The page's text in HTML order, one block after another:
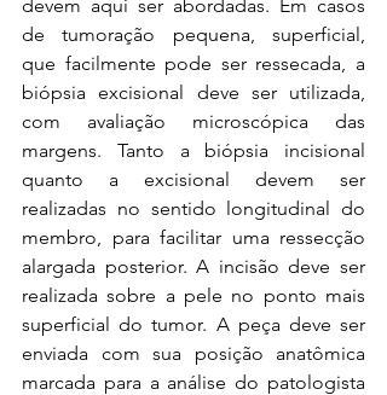
devem aqui ser abordadas. Em casos
de tumoração pequena, superficial,
que facilmente pode ser ressecada, a
biópsia excisional deve ser utilizada,
com avaliação microscópica das
margens. Tanto a biópsia incisional
quanto a excisional devem ser
realizadas no sentido longitudinal do
membro, para facilitar uma ressecção
alargada posterior. A incisão deve ser
realizada sobre a pele no ponto mais
superficial do tumor. A peça deve ser
enviada com sua posição anatômica
marcada para a análise do patologista